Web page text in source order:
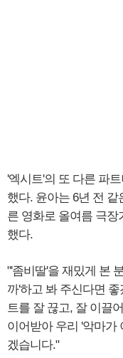
'엑시트'의 또 다른 파
했다. 윤아는 6년 전
른 영화로 올여름 극
했다.
"'좀비딸'을 재밌게 본
까'하고 봐 주신다면
트를 잘 끊고, 잘 이끌
이어받아 우리 '악마가
겠습니다."